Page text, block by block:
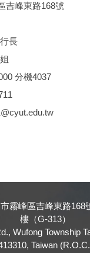
吉峰東路168號
長
分機4037
霧峰區吉峰東路168
樓（G-313）
Wufong Township
Taiwan